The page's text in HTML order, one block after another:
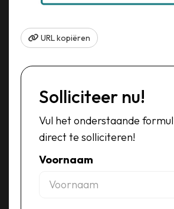
URL kopiëren
Solliciteer nu!
Vul het onderstaande
direct te solliciteren!
Voornaam